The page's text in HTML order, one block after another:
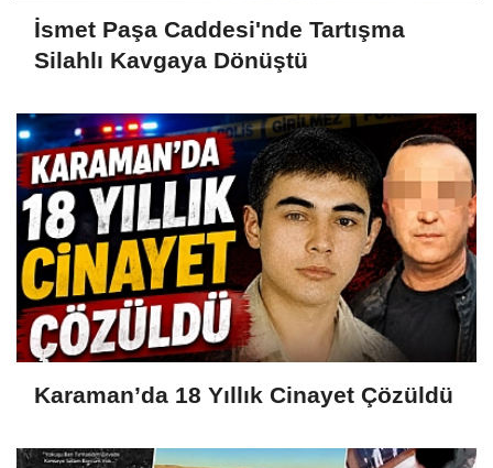
İsmet Paşa Caddesi'nde Tartışma
Silahlı Kavgaya Dönüştü
Karaman’da 18 Yıllık Cinayet Çözüldü